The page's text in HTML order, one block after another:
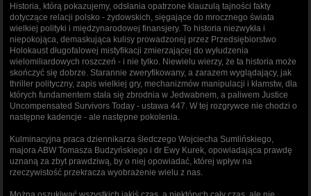
Historia, którą pokazujemy, odsłania opatrzone klauzulą tajności fakty
dotyczące relacji polsko - żydowskich, sięgające do mrocznego świata
wielkiej polityki i międzynarodowej finansjery. To historia niezwykła i
niepokojąca, demaskująca kulisy prowadzonej przez Przedsiębiorstwo
Holokaust długofalowej mistyfikacji zmierzającej do wyłudzenia
wielomiliardowych roszczeń - i nie tylko. Niewielu wierzy, że ta historia może
skończyć się dobrze. Starannie zweryfikowany, a zarazem wyglądający, jak
thriller polityczny, zapis wielkiej gry, mechanizmów manipulacji i kłamstw, dla
których fundamentem stała się zbrodnia w Jedwabnem, a paliwem Justice
Uncompensated Survivors Today - ustawa 447. W tej rozgrywce nie chodzi o
następne kadencje - ale następne pokolenia.
Kulminacyjna praca dziennikarza śledczego Wojciecha Sumlińskiego,
majora ABW Tomasza Budzyńskiego i dr Ewy Kurek, opowiadająca prawdę
uznaną za zbyt prawdziwą, by o niej opowiadać, której wpływ na
rzeczywistość przekracza wyobrażenie wielu z nas.